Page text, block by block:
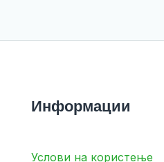
Информации
Услови на користење